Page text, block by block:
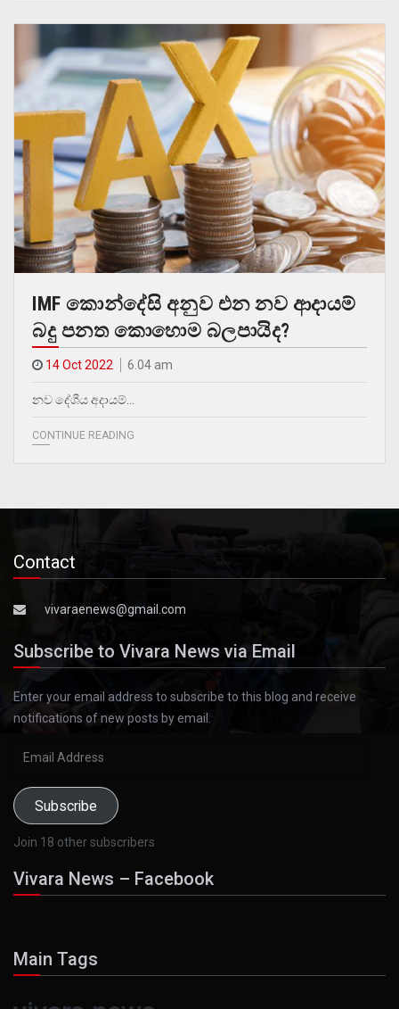
IMF කොන්දේසි අනුව එන නව ආදායම්
බදු පනත කොහොම බලපායිද?
14 Oct 2022 6.04 am
නව දේශීය අදායම්…
CONTINUE READING
Contact
vivaraenews@gmail.com
Subscribe to Vivara News via Email
Enter your email address to subscribe to this blog and receive
notifications of new posts by email.
Subscribe
Join 18 other subscribers
Vivara News – Facebook
Main Tags